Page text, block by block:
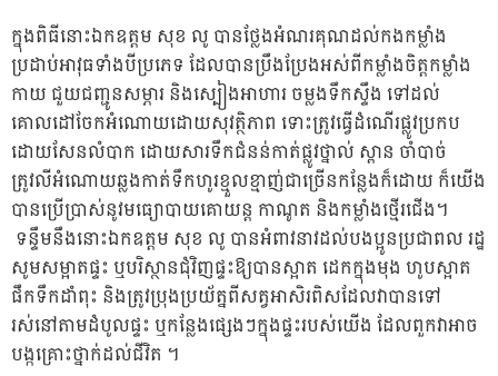
ក្នុងពិធីនោះឯកឧត្តម សុខ លូ បានថ្លែងអំណរគុណដល់កងកម្លាំង
ប្រដាប់អាវុធទាំងបីប្រភេទ ដែលបានប្រឹងប្រែងអស់ពីកម្លាំងចិត្តកម្លាំង
កាយ ជួយជញ្ជូនសម្ភារ និងស្បៀងអាហារ ចម្លងទឹកស្ទឹង ទៅដល់
គោលដៅចែកអំណោយដោយសុវត្ថិភាព ទោះត្រូវធ្វើដំណើរផ្លូវប្រកប
ដោយសែនលំបាក ដោយសារទឹកជំនន់កាត់ផ្លូវថ្នាល់ ស្ពាន ចាំបាច់
ត្រូវលីអំណោយឆ្លងកាត់ទឹកហូរខ្មួលខ្មាញ់ជាច្រើនកន្លែងក៏ដោយ ក៏យើង
បានប្រើប្រាស់នូវមធ្យោបាយគោយន្ត កាណូត និងកម្លាំងថ្មើរជើង។
ទន្ទឹមនឹងនោះឯកឧត្តម សុខ លូ បានអំពាវនាវដល់បងប្អូនប្រជាពល រដ្ឋ
សូមសម្អាតផ្ទះ ឬបរិស្ថានជុំវិញផ្ទះឱ្យបានស្អាត ដេកក្នុងមុង ហូបស្អាត
ផឹកទឹកដាំពុះ និងត្រូវប្រុងប្រយ័ត្នពីសត្វអាសិរពិសដែលវាបានទៅ
រស់នៅតាមដំបូលផ្ទះ ឬកន្លែងផ្សេងៗក្នុងផ្ទះរបស់យើង ដែលពួកវាអាច
បង្កគ្រោះថ្នាក់ដល់ជីវិត ។